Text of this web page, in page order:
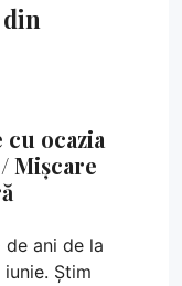
ocazia
Mișcare
ani de la
Știm